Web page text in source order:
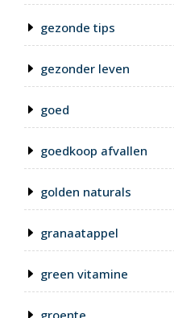
gezonde tips
gezonder leven
goed
goedkoop afvallen
golden naturals
granaatappel
green vitamine